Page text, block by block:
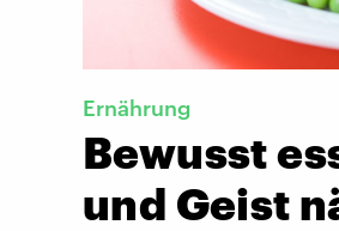
Ernährung
Bewusst
und Geist